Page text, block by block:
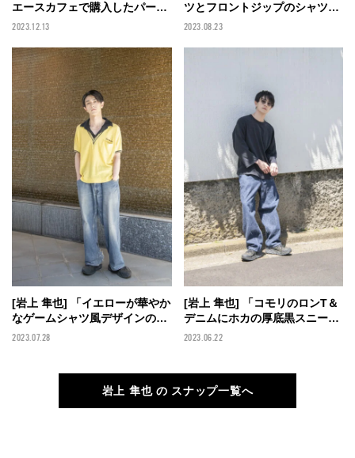
エースカフェで購入したパーカ
を、ワイドなブラックデニムで
ノンノモデルの私服スナップ】
2023.12.13
ツとフロントジップのシャツ
で、リラックス感のあるサマー
2023.08.23
[岩上 隼也] 「イエローが華やか
なゲームシャツ風デザインのサ
マーニットは、一枚でインパク
2023.07.28
[岩上 隼也] 「コモリのロンT＆
デニムにホカの厚底黒スニーカ
ーでリラックス感のあるカジュ
2023.06.22
岩上 隼也 の スナップ一覧へ